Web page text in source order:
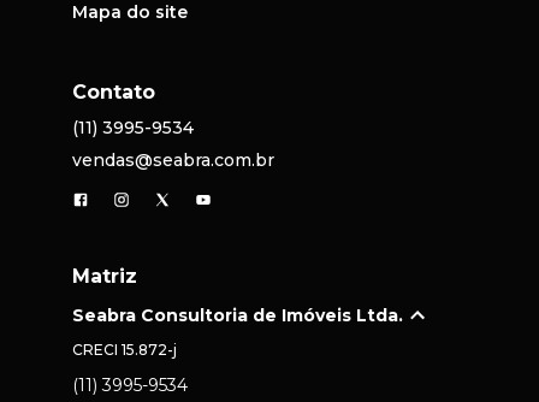
Mapa do site
Contato
(11) 3995-9534
vendas@seabra.com.br
Matriz
Seabra Consultoria de Imóveis Ltda.
CRECI 15.872-j
(11) 3995-9534